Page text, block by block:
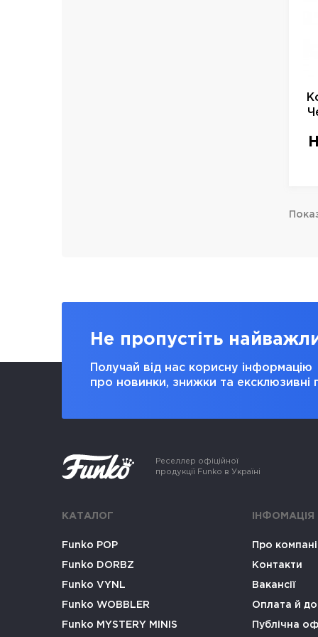
Не пропустіть
Получай від нас корисну інформацію
про новинки, знижки та ексклюзивні
Реселлер офіційної
продукції Funko в Україні
КАТАЛОГ
Funko POP
Funko DORBZ
Funko VYNL
Funko WOBBLER
Funko MYSTERY MINIS
ІНФОМАЦІЯ
Про
Контакти
Вакансії
Оплата й
Публічна